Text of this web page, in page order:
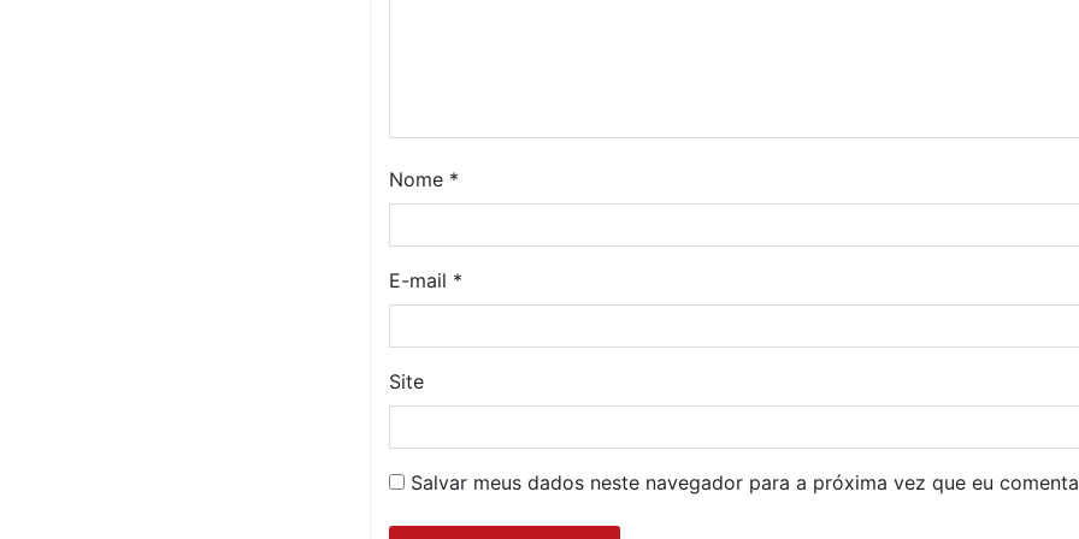
Nome *
E-mail *
Site
Salvar meus dados neste navegador para a próxima vez que eu